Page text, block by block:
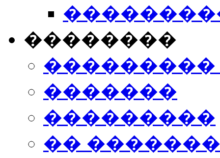
��������
���������
�������
���������
��